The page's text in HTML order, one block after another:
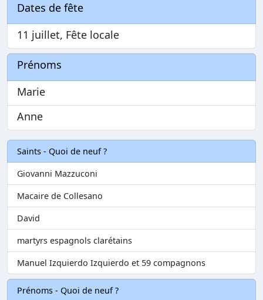
Dates de fête
11 juillet, Fête locale
Prénoms
Marie
Anne
Saints - Quoi de neuf ?
Giovanni Mazzuconi
Macaire de Collesano
David
martyrs espagnols clarétains
Manuel Izquierdo Izquierdo et 59 compagnons
Prénoms - Quoi de neuf ?